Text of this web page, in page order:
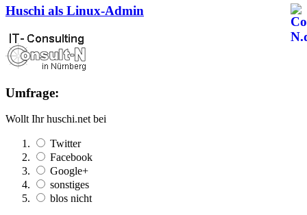
Huschi als Linux-Admin
Umfrage:
Wollt Ihr huschi.net bei
Twitter
Facebook
Google+
sonstiges
blos nicht